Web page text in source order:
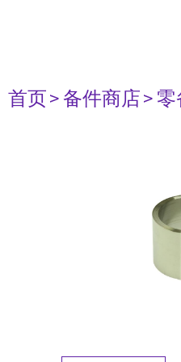
首页> 备件商店>